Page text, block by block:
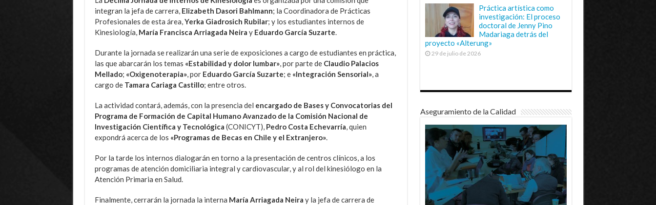
integran la jefa de carrera, Elizabeth Dasori Bahlmann; la Coordinadora de Prácticas
Profesionales de esta área, Yerka Giadrosich Rubilar; y los estudiantes internos de
Kinesiología, María Francisca Arriagada Neira y Eduardo García Suzarte
Durante la jornada se realizarán una serie de exposiciones a cargo de estudiantes en práctica,
las que abarcarán los temas «Estabilidad y dolor lumbar», por parte de Claudio Palacios
Mellado; «Oxigenoterapia», por Eduardo García Suzarte; e «Integración Sensorial», a
cargo de Tamara Cariaga Castillo; entre otros.
La actividad contará, además, con la presencia del encargado de Bases y Convocatorias del
Programa de Formación de Capital Humano Avanzado de la Comisión Nacional de
Investigación Científica y Tecnológica (CONICYT), Pedro Costa Echevarría , quien
expondrá acerca de los «Programas de Becas en Chile y el Extranjero».
Por la tarde los internos dialogarán en torno a la presentación de centros clínicos, a los
programas de atención domiciliaria integral y cardiovascular, y al rol del kinesiólogo en la
Atención Primaria en Salud.
Finalmente, cerrarán la jornada la interna María Arriagada Neira y la jefa de carrera de
Práctica artística como
investigación: El proceso
doctoral de Jenny Pino
Madariaga detrás del
proyecto «Alterung»
29 de julio de 2026
Aseguramiento de la Calidad